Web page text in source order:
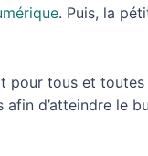
. Puis, la
pour tous et toutes
d’atteindre le